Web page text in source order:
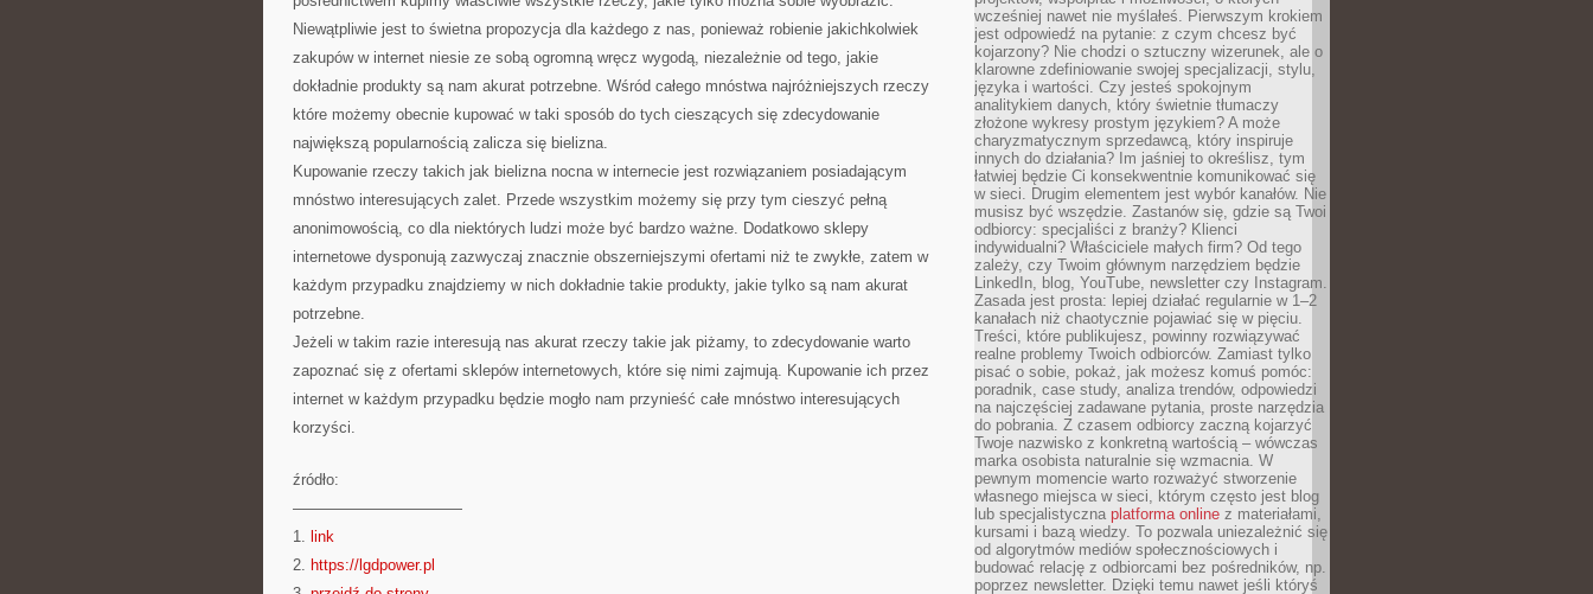
Niewątpliwie jest to świetna propozycja dla każdego z nas, ponieważ robienie jakichkolwiek
zakupów w internet niesie ze sobą ogromną wręcz wygodą, niezależnie od tego, jakie
dokładnie produkty są nam akurat potrzebne. Wśród całego mnóstwa najróżniejszych rzeczy
które możemy obecnie kupować w taki sposób do tych cieszących się zdecydowanie
największą popularnością zalicza się bielizna.
Kupowanie rzeczy takich jak bielizna nocna w internecie jest rozwiązaniem posiadającym
mnóstwo interesujących zalet. Przede wszystkim możemy się przy tym cieszyć pełną
anonimowością, co dla niektórych ludzi może być bardzo ważne. Dodatkowo sklepy
internetowe dysponują zazwyczaj znacznie obszerniejszymi ofertami niż te zwykłe, zatem w
każdym przypadku znajdziemy w nich dokładnie takie produkty, jakie tylko są nam akurat
potrzebne.
Jeżeli w takim razie interesują nas akurat rzeczy takie jak piżamy, to zdecydowanie warto
zapoznać się z ofertami sklepów internetowych, które się nimi zajmują. Kupowanie ich przez
internet w każdym przypadku będzie mogło nam przynieść całe mnóstwo interesujących
korzyści.
źródło:
———————————
1. link
2. https://lgdpower.pl
wcześniej nawet nie myślałeś. Pierwszym krokiem
jest odpowiedź na pytanie: z czym chcesz być
kojarzony? Nie chodzi o sztuczny wizerunek, ale o
klarowne zdefiniowanie swojej specjalizacji, stylu,
języka i wartości. Czy jesteś spokojnym
analitykiem danych, który świetnie tłumaczy
złożone wykresy prostym językiem? A może
charyzmatycznym sprzedawcą, który inspiruje
innych do działania? Im jaśniej to określisz, tym
łatwiej będzie Ci konsekwentnie komunikować się
w sieci. Drugim elementem jest wybór kanałów. Nie
musisz być wszędzie. Zastanów się, gdzie są Twoi
odbiorcy: specjaliści z branży? Klienci
indywidualni? Właściciele małych firm? Od tego
zależy, czy Twoim głównym narzędziem będzie
LinkedIn, blog, YouTube, newsletter czy Instagram.
Zasada jest prosta: lepiej działać regularnie w 1–2
kanałach niż chaotycznie pojawiać się w pięciu.
Treści, które publikujesz, powinny rozwiązywać
realne problemy Twoich odbiorców. Zamiast tylko
pisać o sobie, pokaż, jak możesz komuś pomóc:
poradnik, case study, analiza trendów, odpowiedzi
na najczęściej zadawane pytania, proste narzędzia
do pobrania. Z czasem odbiorcy zaczną kojarzyć
Twoje nazwisko z konkretną wartością – wówczas
marka osobista naturalnie się wzmacnia. W
pewnym momencie warto rozważyć stworzenie
własnego miejsca w sieci, którym często jest blog
lub specjalistyczna platforma online z materiałami,
kursami i bazą wiedzy. To pozwala uniezależnić się
od algorytmów mediów społecznościowych i
budować relację z odbiorcami bez pośredników, np.
poprzez newsletter. Dzięki temu nawet jeśli któryś